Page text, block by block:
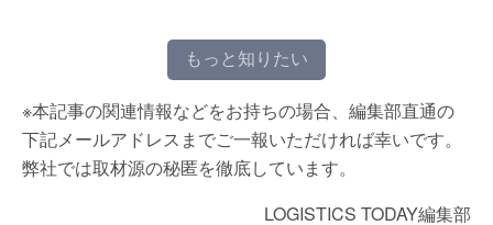
もっと知りたい
※本記事の関連情報などをお持ちの場合、編集部直通の
下記メールアドレスまでご一報いただければ幸いです。
弊社では取材源の秘匿を徹底しています。
LOGISTICS TODAY編集部